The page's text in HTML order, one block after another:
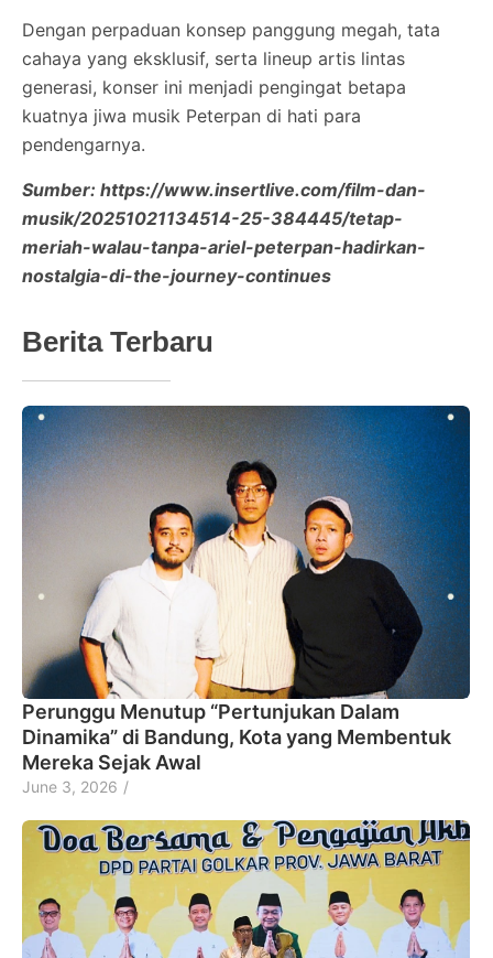
Dengan perpaduan konsep panggung megah, tata
cahaya yang eksklusif, serta lineup artis lintas
generasi, konser ini menjadi pengingat betapa
kuatnya jiwa musik Peterpan di hati para
pendengarnya.
Sumber: https://www.insertlive.com/film-dan-
musik/20251021134514-25-384445/tetap-
meriah-walau-tanpa-ariel-peterpan-hadirkan-
nostalgia-di-the-journey-continues
Berita Terbaru
Perunggu Menutup “Pertunjukan Dalam
Dinamika” di Bandung, Kota yang Membentuk
Mereka Sejak Awal
June 3, 2026 /